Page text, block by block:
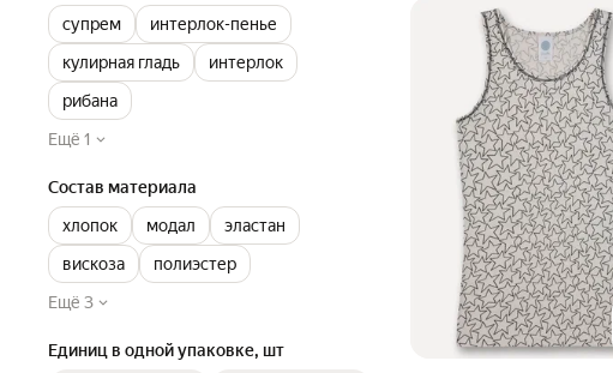
супрем
интерлок-пенье
кулирная гладь
интерлок
рибана
Ещё 1
Состав материала
хлопок
модал
эластан
вискоза
полиэстер
Ещё 3
Единиц в одной упаковке, шт